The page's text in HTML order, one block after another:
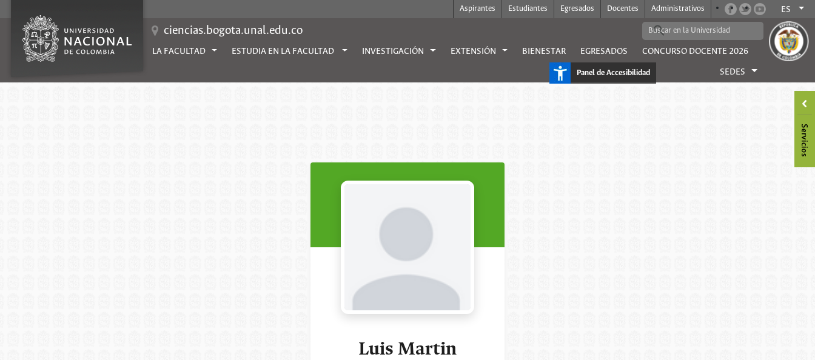
Aspirantes Estudiantes Egresados Docentes Administrativos ES
ciencias.bogota.unal.edu.co
LA FACULTAD ESTUDIA EN LA FACULTAD INVESTIGACIÓN EXTENSIÓN BIENESTAR EGRESADOS CONCURSO DOCENTE 2026
SEDES
Panel de Accesibilidad
Luis Martin